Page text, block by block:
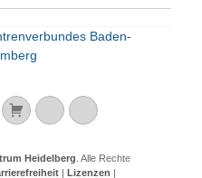
Warenkorb
CloudPeertube
Heidelberg . Alle Rechte
| Lizenzen |